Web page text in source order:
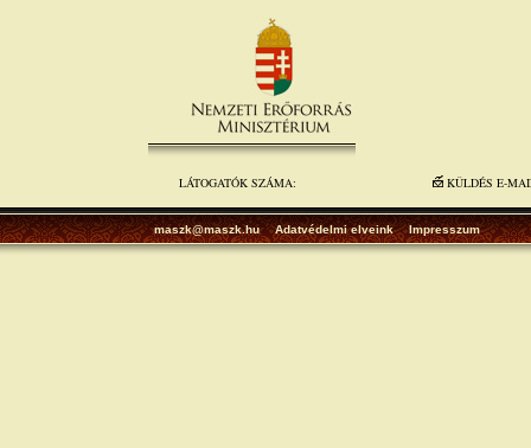
LÁTOGATÓK SZÁMA: KÜLDÉS E-
maszk@maszk.hu Adatvédelmi elveink Impresszum